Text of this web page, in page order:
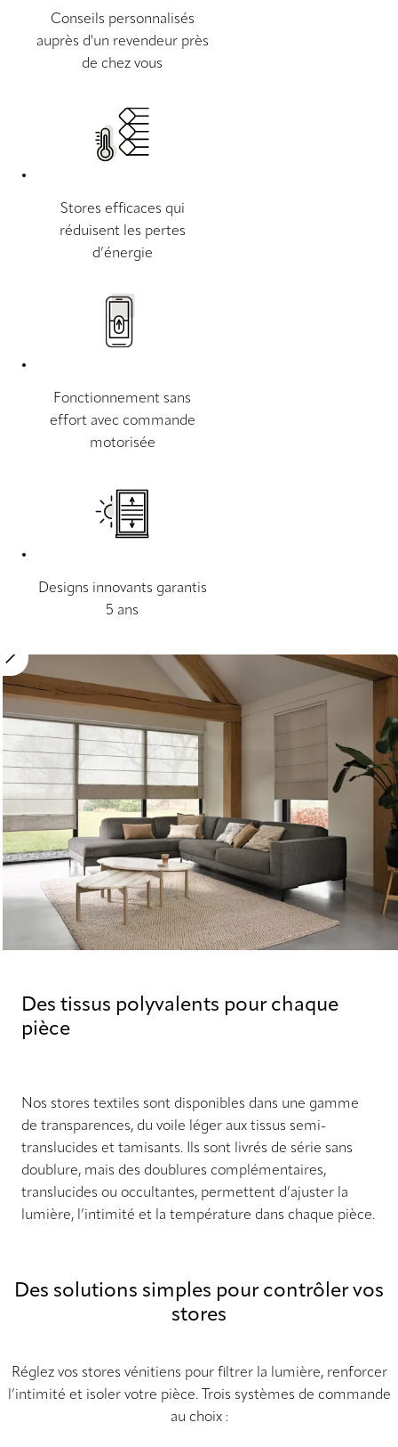
Conseils personnalisés
auprès d'un revendeur près
de chez vous
Stores efficaces qui
réduisent les pertes
d’énergie
Fonctionnement sans
effort avec commande
motorisée
Designs innovants garantis
5 ans
Move image slider
Des tissus polyvalents pour chaque
pièce
Nos stores textiles sont disponibles dans une gamme
de transparences, du voile léger aux tissus semi-
translucides et tamisants. Ils sont livrés de série sans
doublure, mais des doublures complémentaires,
translucides ou occultantes, permettent d’ajuster la
lumière, l’intimité et la température dans chaque pièce.
Des solutions simples pour contrôler vos
stores
Réglez vos stores vénitiens pour filtrer la lumière, renforcer
l’intimité et isoler votre pièce. Trois systèmes de commande
au choix :